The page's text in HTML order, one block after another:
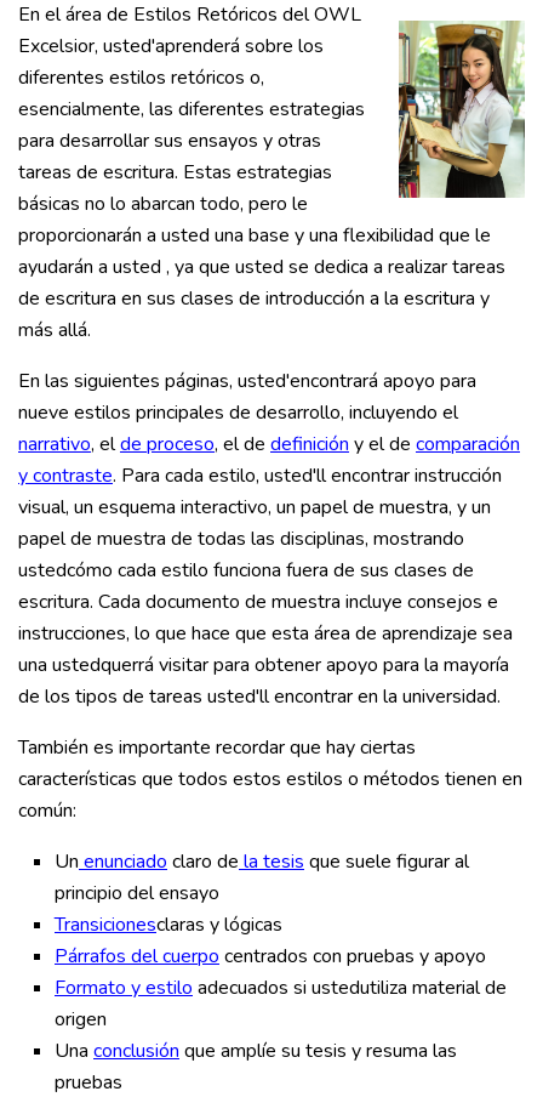
En el área de Estilos Retóricos del OWL
Excelsior, usted'aprenderá sobre los
diferentes estilos retóricos o,
esencialmente, las diferentes estrategias
para desarrollar sus ensayos y otras
tareas de escritura. Estas estrategias
básicas no lo abarcan todo, pero le
proporcionarán a usted una base y una flexibilidad que le
ayudarán a usted , ya que usted se dedica a realizar tareas
de escritura en sus clases de introducción a la escritura y
más allá.
En las siguientes páginas, usted'encontrará apoyo para
nueve estilos principales de desarrollo, incluyendo el
narrativo, elde proceso, el de definición y el de comparación
y contraste. Para cada estilo, usted'll encontrar instrucción
visual, un esquema interactivo, un papel de muestra, y un
papel de muestra de todas las disciplinas, mostrando
ustedcómo cada estilo funciona fuera de sus clases de
escritura. Cada documento de muestra incluye consejos e
instrucciones, lo que hace que esta área de aprendizaje sea
una ustedquerrá visitar para obtener apoyo para la mayoría
de los tipos de tareas usted'll encontrar en la universidad.
También es importante recordar que hay ciertas
características que todos estos estilos o métodos tienen en
común:
Un enunciado claro de la tesis que suele figurar al
principio del ensayo
Transicionesclaras y lógicas
Párrafos del cuerpo centrados con pruebas y apoyo
Formato y estilo adecuados si ustedutiliza material de
origen
Una conclusión que amplíe su tesis y resuma las
pruebas